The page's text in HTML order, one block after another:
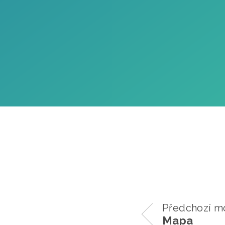
Předchozí
Mapa